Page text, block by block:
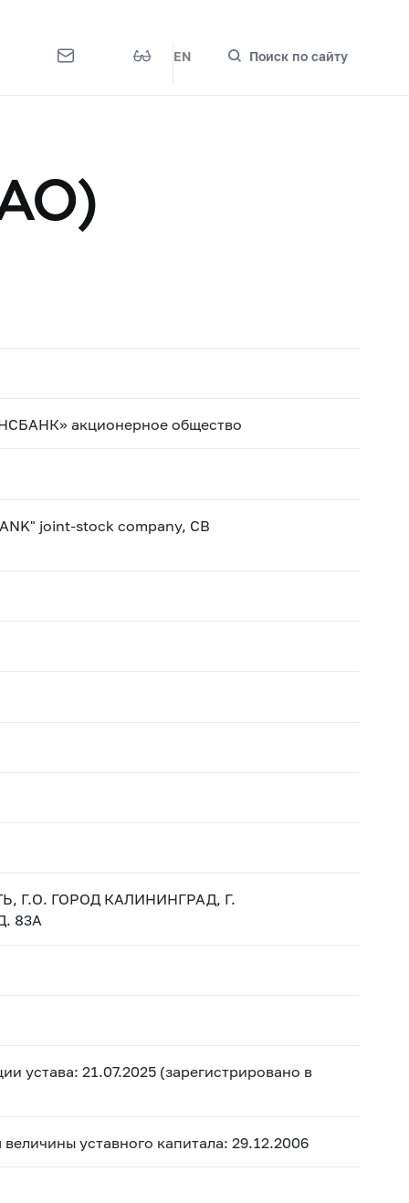
EN Поиск по сайту
акционерное общество
joint-stock company, CB
Г.О. ГОРОД КАЛИНИНГРАД, Г.
83А
устава: 21.07.2025 (зарегистрировано в
уставного капитала: 29.12.2006